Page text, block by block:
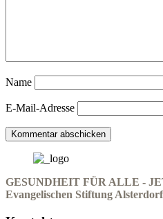
Name
E-Mail-Adresse
GESUNDHEIT FÜR ALLE -
Evangelischen Stiftung Alsterdorf